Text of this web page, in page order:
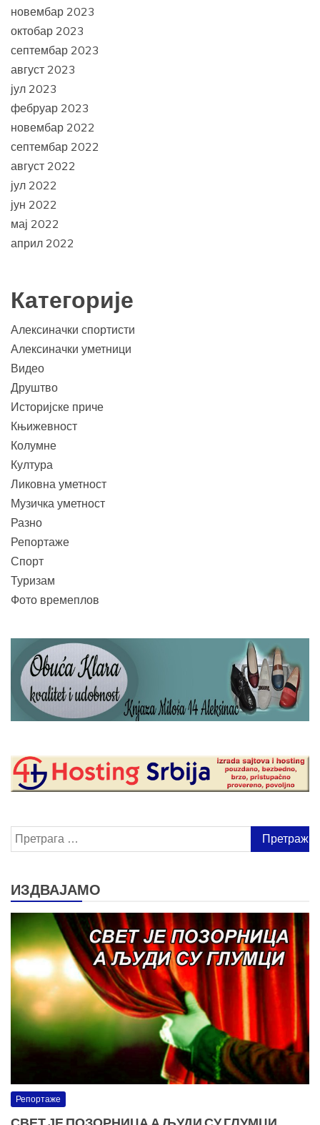
новембар 2023
октобар 2023
септембар 2023
август 2023
јул 2023
фебруар 2023
новембар 2022
септембар 2022
август 2022
јул 2022
јун 2022
мај 2022
април 2022
Категорије
Алексиначки спортисти
Алексиначки уметници
Видео
Друштво
Историјске приче
Књижевност
Колумне
Култура
Ликовна уметност
Музичка уметност
Разно
Репортаже
Спорт
Туризам
Фото времеплов
Претрага
за:
ИЗДВАЈАМО
Репортаже